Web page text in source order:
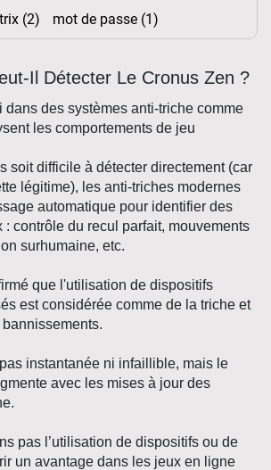
Il Détecter Le Cronus Zen ?
dans des systèmes anti-triche comme
les comportements de jeu
soit difficile à détecter directement (car
légitime), les anti-triches modernes
automatique pour identifier des
: contrôle du recul parfait, mouvements
surhumaine, etc.
que l'utilisation de dispositifs
est considérée comme de la triche et
instantanée ni infaillible, mais le
avec les mises à jour des
pas l’utilisation de dispositifs ou de
un avantage dans les jeux en ligne
(2) mot de passe (1)